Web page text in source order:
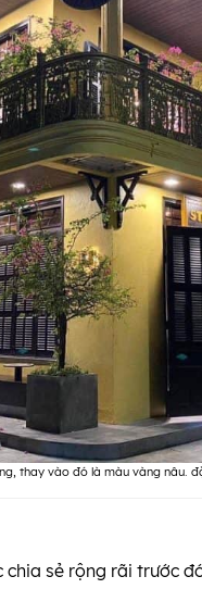
thay vào đó là màu vàng nâu.
sẻ rộng rãi trước